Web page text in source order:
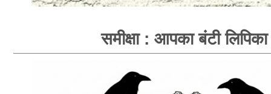
समीक्षा : आपका बंटी लिपिका